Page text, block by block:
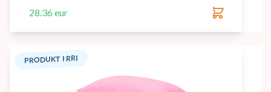
28.36 eur
PRODUKT I RRI